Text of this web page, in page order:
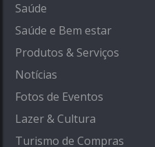
Saúde
Saúde e Bem estar
Produtos & Serviços
Notícias
Fotos de Eventos
Lazer & Cultura
Turismo de Compras